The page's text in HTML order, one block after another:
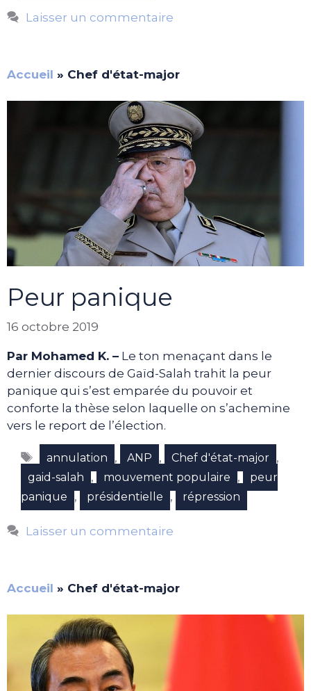
Laisser un commentaire
Accueil » Chef d'état-major
Peur panique
16 octobre 2019
Par Mohamed K. – Le ton menaçant dans le
dernier discours de Gaïd-Salah trahit la peur
panique qui s’est emparée du pouvoir et
conforte la thèse selon laquelle on s’achemine
vers le report de l’élection.
Étiquettes
annulation , ANP , Chef d'état-major ,
gaid-salah , mouvement populaire ,
peur
panique
, présidentielle , répression
Laisser un commentaire
Accueil » Chef d'état-major